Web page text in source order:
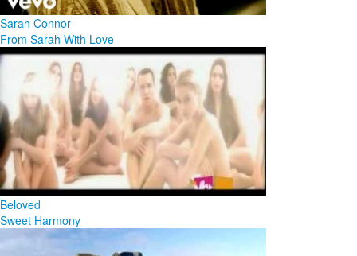
Sarah Connor
From Sarah With Love
Beloved
Sweet Harmony